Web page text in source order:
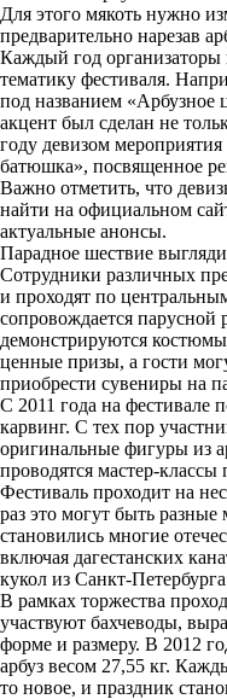
Для этого мякоть нужно
предварительно нарезав
Каждый год
тематику фестиваля.
под названием «Арбузное
акцент был сделан не
году девизом
батюшка», посвященное
Важно отметить, что
найти на официальном
актуальные анонсы.
Парадное шествие
Сотрудники различных
и проходят по
сопровождается парусной
демонстрируются
ценные призы, а гости
приобрести сувениры на
С 2011 года на фестивале
карвинг. С тех пор
оригинальные фигуры из
проводятся мастер-
Фестиваль проходит на
раз это могут быть разные
становились многие
включая дагестанских
кукол из Санкт-
В рамках торжества
участвуют бахчеводы,
форме и размеру. В 2012
арбуз весом 27,55 кг.
то новое, и праздник